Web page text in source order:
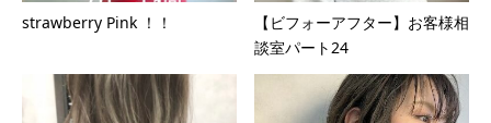
strawberry Pink ！！
【ビフォーアフター】お客様相
談室パート24